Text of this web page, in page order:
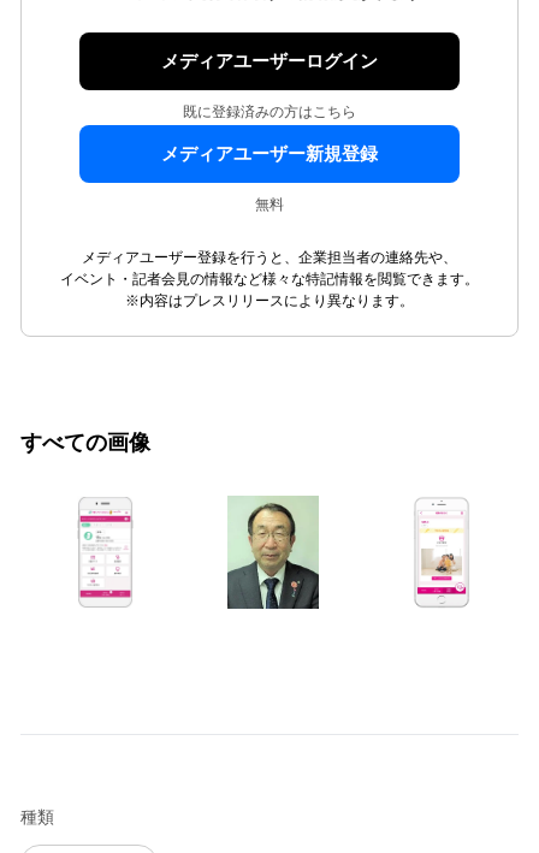
メディアユーザーログイン
既に登録済みの方はこちら
メディアユーザー新規登録
無料
メディアユーザー登録を行うと、企業担当者の連絡先や、
イベント・記者会見の情報など様々な特記情報を閲覧できます。
※内容はプレスリリースにより異なります。
すべての画像
種類